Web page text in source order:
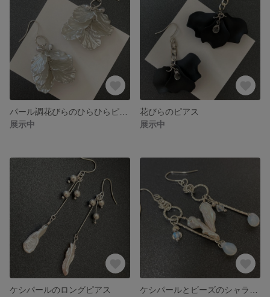
展示中
花びらのピアス
展示中
ケシパールのロングピアス